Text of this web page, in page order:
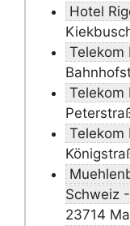
Hotel
Telekom
Telekom
Telekom
Schweiz
23714